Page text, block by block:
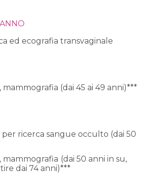
ed ecografia transvaginale
mammografia (dai 45 ai 49 anni)***
per ricerca sangue occulto (dai 50
mammografia (dai 50 anni in su,
dai 74 anni)***